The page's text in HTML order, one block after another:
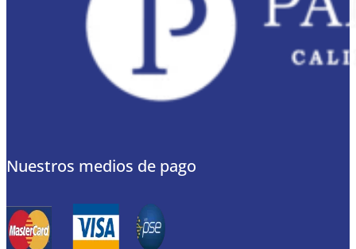
Nuestros medios de pago